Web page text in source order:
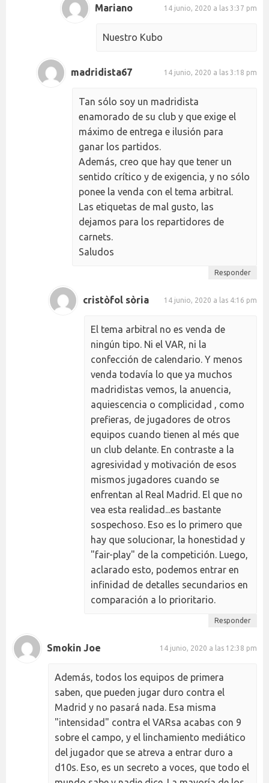
Mariano 14 junio, 2020 a las 3:37 pm
Nuestro Kubo
madridista67 14 junio, 2020 a las 3:18 pm
Tan sólo soy un madridista
enamorado de su club y que exige el
máximo de entrega e ilusión para
ganar los partidos.
Además, creo que hay que tener un
sentido crítico y de exigencia, y no sólo
ponee la venda con el tema arbitral.
Las etiquetas de mal gusto, las
dejamos para los repartidores de
carnets.
Saludos
Responder
cristòfol sòria 14 junio, 2020 a las 4:16 pm
El tema arbitral no es venda de
ningún tipo. Ni el VAR, ni la
confección de calendario. Y menos
venda todavía lo que ya muchos
madridistas vemos, la anuencia,
aquiescencia o complicidad , como
prefieras, de jugadores de otros
equipos cuando tienen al més que
un club delante. En contraste a la
agresividad y motivación de esos
mismos jugadores cuando se
enfrentan al Real Madrid. El que no
vea esta realidad...es bastante
sospechoso. Eso es lo primero que
hay que solucionar, la honestidad y
"fair-play" de la competición. Luego,
aclarado esto, podemos entrar en
infinidad de detalles secundarios en
comparación a lo prioritario.
Responder
Smokin Joe 14 junio, 2020 a las 12:38 pm
Además, todos los equipos de primera
saben, que pueden jugar duro contra el
Madrid y no pasará nada. Esa misma
"intensidad" contra el VARsa acabas con 9
sobre el campo, y el linchamiento mediático
del jugador que se atreva a entrar duro a
d10s. Eso, es un secreto a voces, que todo el